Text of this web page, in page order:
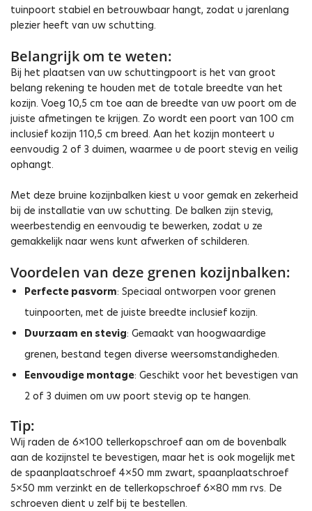
tuinpoort stabiel en betrouwbaar hangt, zodat u jarenlang
plezier heeft van uw schutting.
Belangrijk om te weten:
Bij het plaatsen van uw schuttingpoort is het van groot
belang rekening te houden met de totale breedte van het
kozijn. Voeg 10,5 cm toe aan de breedte van uw poort om de
juiste afmetingen te krijgen. Zo wordt een poort van 100 cm
inclusief kozijn 110,5 cm breed. Aan het kozijn monteert u
eenvoudig 2 of 3 duimen, waarmee u de poort stevig en veilig
ophangt.
Met deze bruine kozijnbalken kiest u voor gemak en zekerheid
bij de installatie van uw schutting. De balken zijn stevig,
weerbestendig en eenvoudig te bewerken, zodat u ze
gemakkelijk naar wens kunt afwerken of schilderen.
Voordelen van deze grenen kozijnbalken:
Perfecte pasvorm: Speciaal ontworpen voor grenen
tuinpoorten, met de juiste breedte inclusief kozijn.
Duurzaam en stevig: Gemaakt van hoogwaardige
grenen, bestand tegen diverse weersomstandigheden.
Eenvoudige montage: Geschikt voor het bevestigen van
2 of 3 duimen om uw poort stevig op te hangen.
Tip:
Wij raden de 6×100 tellerkopschroef aan om de bovenbalk
aan de kozijnstel te bevestigen, maar het is ook mogelijk met
de spaanplaatschroef 4×50 mm zwart, spaanplaatschroef
5×50 mm verzinkt en de tellerkopschroef 6×80 mm rvs. De
schroeven dient u zelf bij te bestellen.